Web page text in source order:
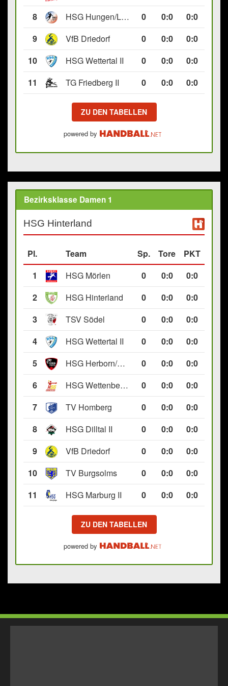
8
HSG Hungen/Lich II 0 0:0
0:0
9
VfB Driedorf 0 0:0
0:0
10
HSG Wettertal II 0 0:0
0:0
11
TG Friedberg II 0 0:0 0:0
ZU DEN TABELLEN
powered by
Bezirksklasse Damen 1
HSG Hinterland
Pl. Team Sp. Tore
PKT
1
HSG Mörlen 0 0:0
0:0
2
HSG Hinterland 0 0:0
0:0
3
TSV Södel 0 0:0
0:0
4
HSG Wettertal II 0 0:0
0:0
5
HSG Herborn/Seelbach 0 0:0
0:0
6
HSG Wettenberg III 0 0:0
0:0
7
TV Homberg 0 0:0
0:0
8
HSG Dilltal II 0 0:0
0:0
9
VfB Driedorf 0 0:0
0:0
10
TV Burgsolms 0 0:0
0:0
11
HSG Marburg II 0 0:0 0:0
ZU DEN TABELLEN
powered by